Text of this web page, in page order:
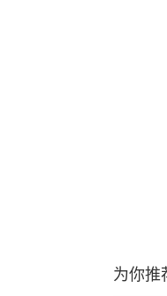
为你推